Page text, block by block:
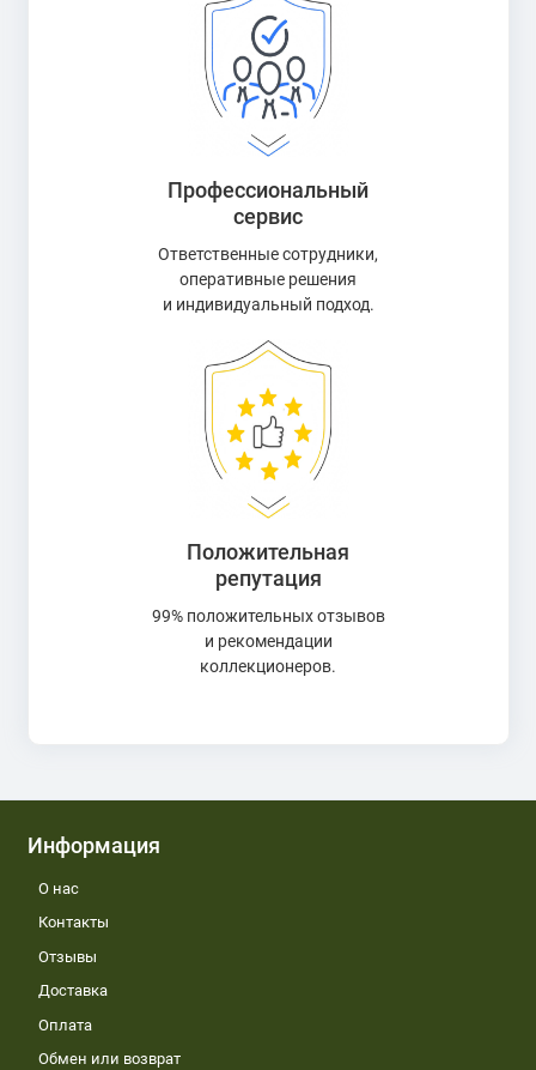
Профессиональный
сервис
Ответственные сотрудники,
оперативные решения
и индивидуальный подход.
Положительная
репутация
99% положительных отзывов
и рекомендации
коллекционеров.
Информация
О нас
Контакты
Отзывы
Доставка
Оплата
Обмен или возврат